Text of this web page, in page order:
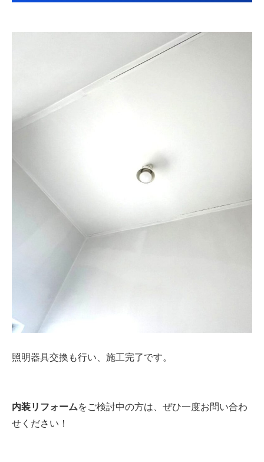
照明器具交換も行い、施工完了です。
内装リフォームをご検討中の方は、 ぜひ一度お問い合わ
せください！